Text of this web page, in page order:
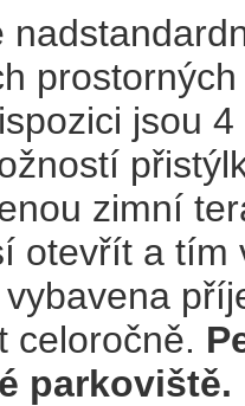
jsou
zimní
otevřít a tím
celoročně.
parkoviště.